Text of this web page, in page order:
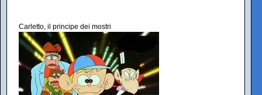
Carletto, il principe dei mostri